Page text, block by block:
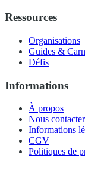
Ressources
Organisations
Guides &
Défis
Informations
À propos
Nous contacter
Informations
CGV
Politiques de